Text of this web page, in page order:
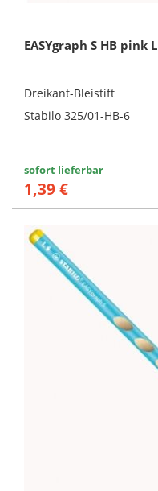
EASYgraph S HB pink L
Dreikant-Bleistift
Stabilo 325/01-HB-6
sofort lieferbar
1,39 €